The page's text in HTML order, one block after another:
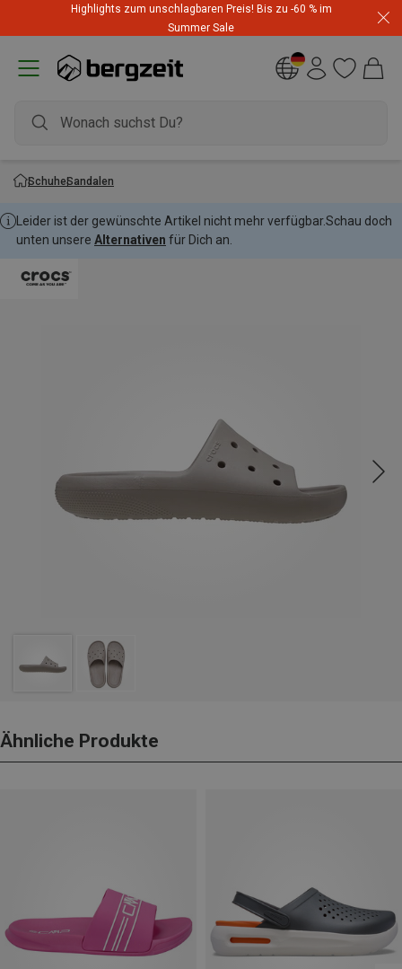
Highlights zum unschlagbaren Preis! Bis zu -60 % im
Summer Sale
Kaufe mind. 3 Artikel für mind. CHF 200 und spare 10 %
auf den günstigsten mit Code
SchuheSandalen
Leider ist der gewünschte Artikel nicht mehr verfügbar.Schau doch
unten unsere Alternativen für Dich an.
Ähnliche Produkte